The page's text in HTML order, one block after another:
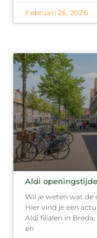
Februari 26, 2026
Aldi
Wil je weten wat de
Hier vind je een
Aldi filialen in
en